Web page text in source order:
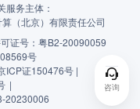
咨询
服务主体：
（北京）有限责任公司
证号： 粤B2-20090059
号
ICP证150476号 |
|
20230006